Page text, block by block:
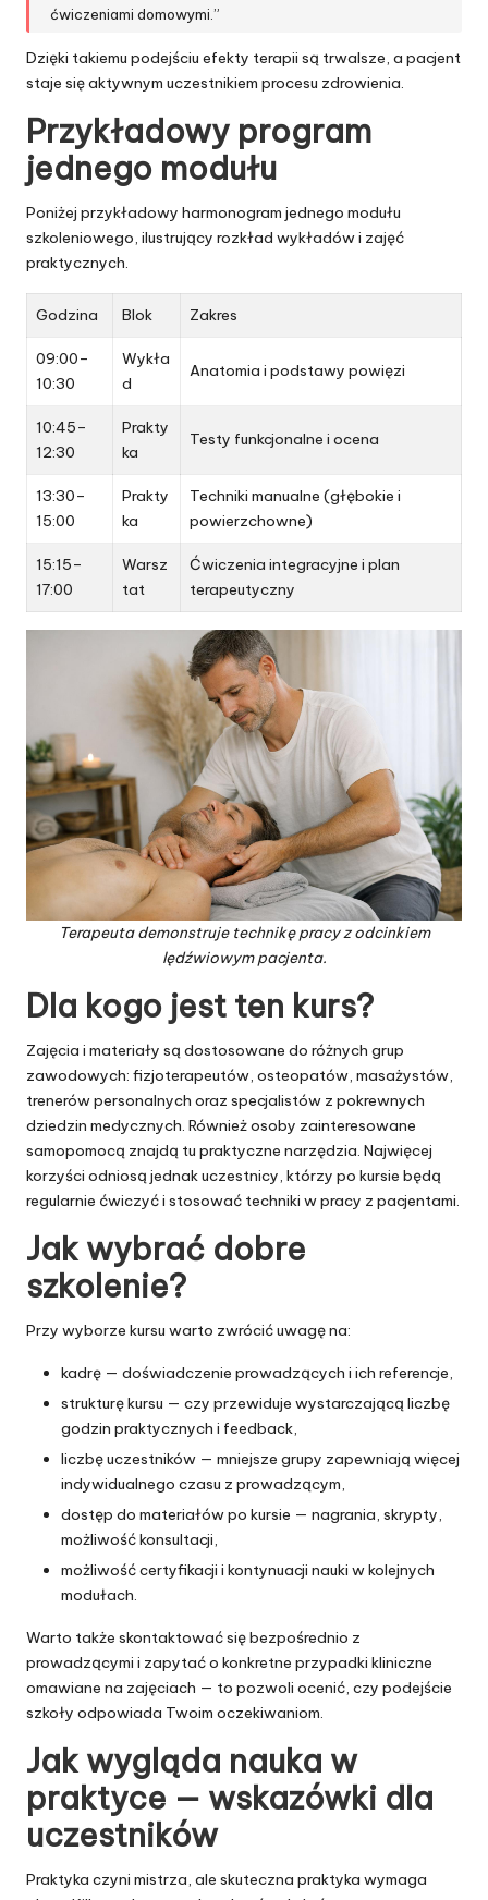
ćwiczeniami domowymi.”
Dzięki takiemu podejściu efekty terapii są trwalsze, a pacjent
staje się aktywnym uczestnikiem procesu zdrowienia.
Przykładowy program
jednego modułu
Poniżej przykładowy harmonogram jednego modułu
szkoleniowego, ilustrujący rozkład wykładów i zajęć
praktycznych.
Godzina Blok Zakres
09:00–
10:30
Wykła
d
Anatomia i podstawy powięzi
10:45–
12:30
Prakty
ka
Testy funkcjonalne i ocena
13:30–
15:00
Prakty
ka
Techniki manualne (głębokie i
powierzchowne)
15:15–
17:00
Warsz
tat
Ćwiczenia integracyjne i plan
terapeutyczny
Terapeuta demonstruje technikę pracy z odcinkiem
lędźwiowym pacjenta.
Dla kogo jest ten kurs?
Zajęcia i materiały są dostosowane do różnych grup
zawodowych: fizjoterapeutów, osteopatów, masażystów,
trenerów personalnych oraz specjalistów z pokrewnych
dziedzin medycznych. Również osoby zainteresowane
samopomocą znajdą tu praktyczne narzędzia. Najwięcej
korzyści odniosą jednak uczestnicy, którzy po kursie będą
regularnie ćwiczyć i stosować techniki w pracy z pacjentami.
Jak wybrać dobre
szkolenie?
Przy wyborze kursu warto zwrócić uwagę na:
kadrę — doświadczenie prowadzących i ich referencje,
strukturę kursu — czy przewiduje wystarczającą liczbę
godzin praktycznych i feedback,
liczbę uczestników — mniejsze grupy zapewniają więcej
indywidualnego czasu z prowadzącym,
dostęp do materiałów po kursie — nagrania, skrypty,
możliwość konsultacji,
możliwość certyfikacji i kontynuacji nauki w kolejnych
modułach.
Warto także skontaktować się bezpośrednio z
prowadzącymi i zapytać o konkretne przypadki kliniczne
omawiane na zajęciach — to pozwoli ocenić, czy podejście
szkoły odpowiada Twoim oczekiwaniom.
Jak wygląda nauka w
praktyce — wskazówki dla
uczestników
Praktyka czyni mistrza, ale skuteczna praktyka wymaga